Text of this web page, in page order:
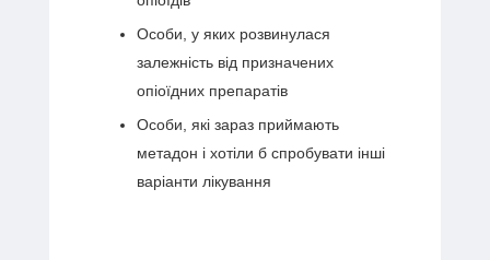
Особи, у яких розвинулася
залежність від призначених
опіоїдних препаратів
Особи, які зараз приймають
метадон і хотіли б спробувати інші
варіанти лікування